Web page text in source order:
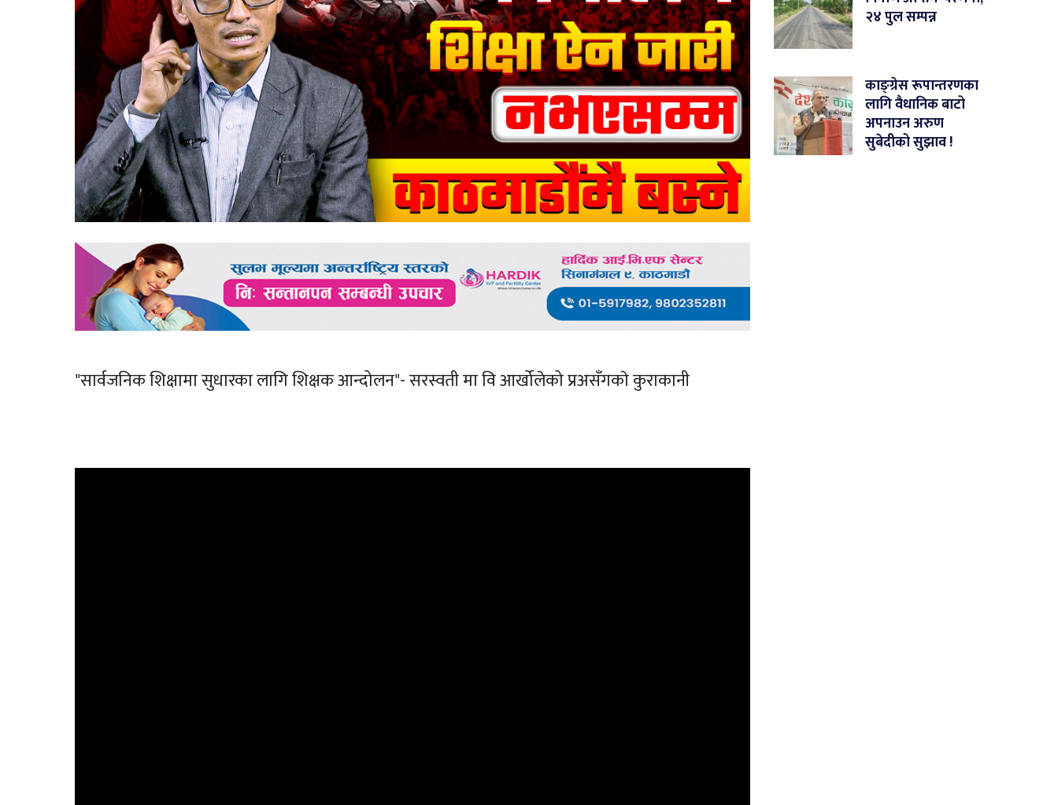
"सार्वजनिक शिक्षामा सुधारका लागि शिक्षक आन्दोलन"- सरस्वती मा वि आर्खोलेको प्रअसँगकाे कुराकानी
२४ पुल सम्पन्न
काङ्ग्रेस रूपान्तरणका
लागि वैधानिक बाटो
अपनाउन अरुण
सुबेदीको सुझाव !